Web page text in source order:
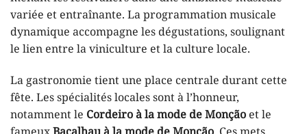
variée et entraînante. La programmation musicale
dynamique accompagne les dégustations, soulignant
le lien entre la viniculture et la culture locale.
La gastronomie tient une place centrale durant cette
fête. Les spécialités locales sont à l’honneur,
notamment le Cordeiro à la mode de Monçãoet le